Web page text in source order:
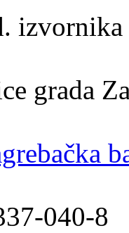
grada
040-8